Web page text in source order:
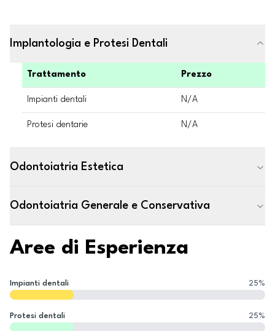
Implantologia e Protesi Dentali
Trattamento Prezzo
Impianti dentali N/A
Protesi dentarie N/A
Odontoiatria Estetica
Odontoiatria Generale e Conservativa
Aree di Esperienza
Impianti dentali 25%
Protesi dentali 25%